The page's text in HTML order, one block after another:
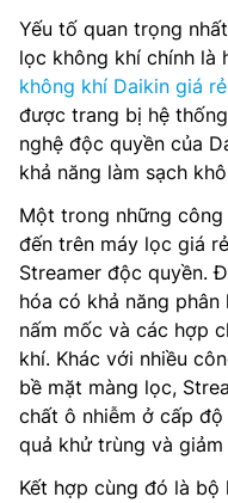
Yếu tố quan trọng
lọc không khí chính là
không khí Daikin giá rẻ
được trang bị hệ
nghệ độc quyền của
khả năng làm sạch
Một trong những
đến trên máy lọc giá
Streamer độc quyền.
hóa có khả năng phân
nấm mốc và các hợp
khí. Khác với nhiều
bề mặt màng lọc,
chất ô nhiễm ở cấp
quả khử trùng và
Kết hợp cùng đó là bộ